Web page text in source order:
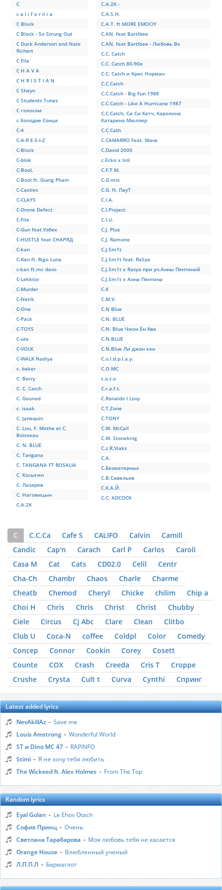
C
c a l i f o r n i a
C Block
C Block - So Strung Out
C Duck Anderson and Nate
Richert
C File
C H A V A
C H R I S T I A N
C Sheyn
C Students Tunes
C голосом
c Холодне Сонце
C-4
C-A-R E-S-I-Z
C-Block
C-blok
C-BooL
C-Bool ft. Giang Pham
C-Castles
C-CLAYS
C-Drone Defect
C-File
C-Gun feat Узбек
C-HUSTLE feat СНАРЯД
C-kan
C-Kan ft. Rigo Luna
c-kan ft.mc davo
C-Lekktor
C-Murder
C-Netik
C-One
C-Pack
C-TOYS
C-ute
C-VOLK
C-WALK Nadiya
c. baker
C. Berry
C. C. Catch
C. Gounod
c. isaak
C. Janequin
C. Lou, F. Mothe et C.
Boisseau
C. N. BLUE
C. Tangana
C. TANGANA FT ROSALIA
C. Косыгин
C. Лазарев
C. Наговицын
C.A.2K
C.A.2K -
C.A.S.H.
C.A.T. ft MORE EMOCIY
C.AN. feat Bartlbee
C.AN. feat Bartlbee - Любовь Вк
C.C. Catch
C.C. Catch 80-90е
C.C. Catch и Крис Норман
C.C.Catch
C.C.Catch - Big Fun 1988
C.C.Catch - Like A Hurricane 1987
C.C.Catch, Си Си Кетч, Каролина
Катарина Мюллер
C.C.Cath
C.CAMARRO Feat. Wave
C.David 2000
c.Ecko x linl
C.F.T.M.
C.G mix
C.G. ft. ПауТ
C.I.A.
C.I.Project
C.I.U.
C.J. Plus
C.J. Ramone
C.J.Sm1t
C.J.Sm1t feat. RaSya
C.J.Sm1t x Rasya при уч.Анны Пянтиной
C.J.Sm1t х Анна Пянтина
C.K
C.M.V.
C.N Blue
C.N. BLUE
C.N. Blue Чжон Ён Хва
C.N.BLUE
C.N.Blue Ли джон хен
C.o.l.d.p.l.a.y.
C.O.MC
c.o.t.o
C.r.a.f.t.
C.Ronaldo I Lovy
C.T.Zone
C.TONY
C.W. McCall
C.W. Stoneking
C.z.R,Viaks
C.А.
C.Безматерных
C.В.Савельев
C.К.А.Й.
C.С. ADCOCK
C C.С.Ca Cafe S CALIFO Calvin
Camill
Candic
Cap'n Carach Carl P Carlos
Caroli
Casa M
Cat Cats CD02.0 Celil
Centr
Cha-Ch
Chambr Chaos Charle
Charme
Cheatb
Chemod Cheryl Chicke chilim
Chip a
Choi H
Chris Chris Christ Christ
Chubby
Ciele
Circus Cj Abc Clare Clean
Clitbo
Club U
Coca-N coffee Coldpl Color
Comedy
Concep
Connor Cookin Corey
Cosett
Counte
COX Crash Creeda Cris T
Croppe
Crushe
Crysta Cult t Curva Cynthi Cпринг
Latest added lyrics
NevAkillAz - Save me
Louis Amstrong - Wonderful World
ST и Dino MC 47 - RAPINFO
Stimi - Я не хочу тебя любить
The Wickeed ft. Alex Holmes - From The Top
Random lyrics
Eyal Golan - Le Ehov Otach
София Принц - Очень
Светлана Тарабарова - Моя любовь тебя не касается
Orange House - Влюбленный ученый
Л.П.П.Л - Бармаглот